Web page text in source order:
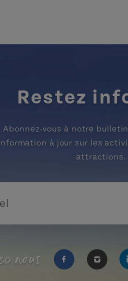
Restez
Abonnez-vous à notre
à jour sur les
attractions.
nous